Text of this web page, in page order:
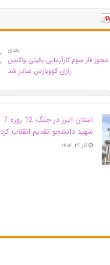
بعدی
مجوز فاز سوم کارآزمایی بالینی واکسن
رازی کووپارس صادر شد
استان البرز در جنگ 12 روزه 7
شهید دانشجو تقدیم انقلاب کرد
آذر ۲۹, ۱۴۰۴